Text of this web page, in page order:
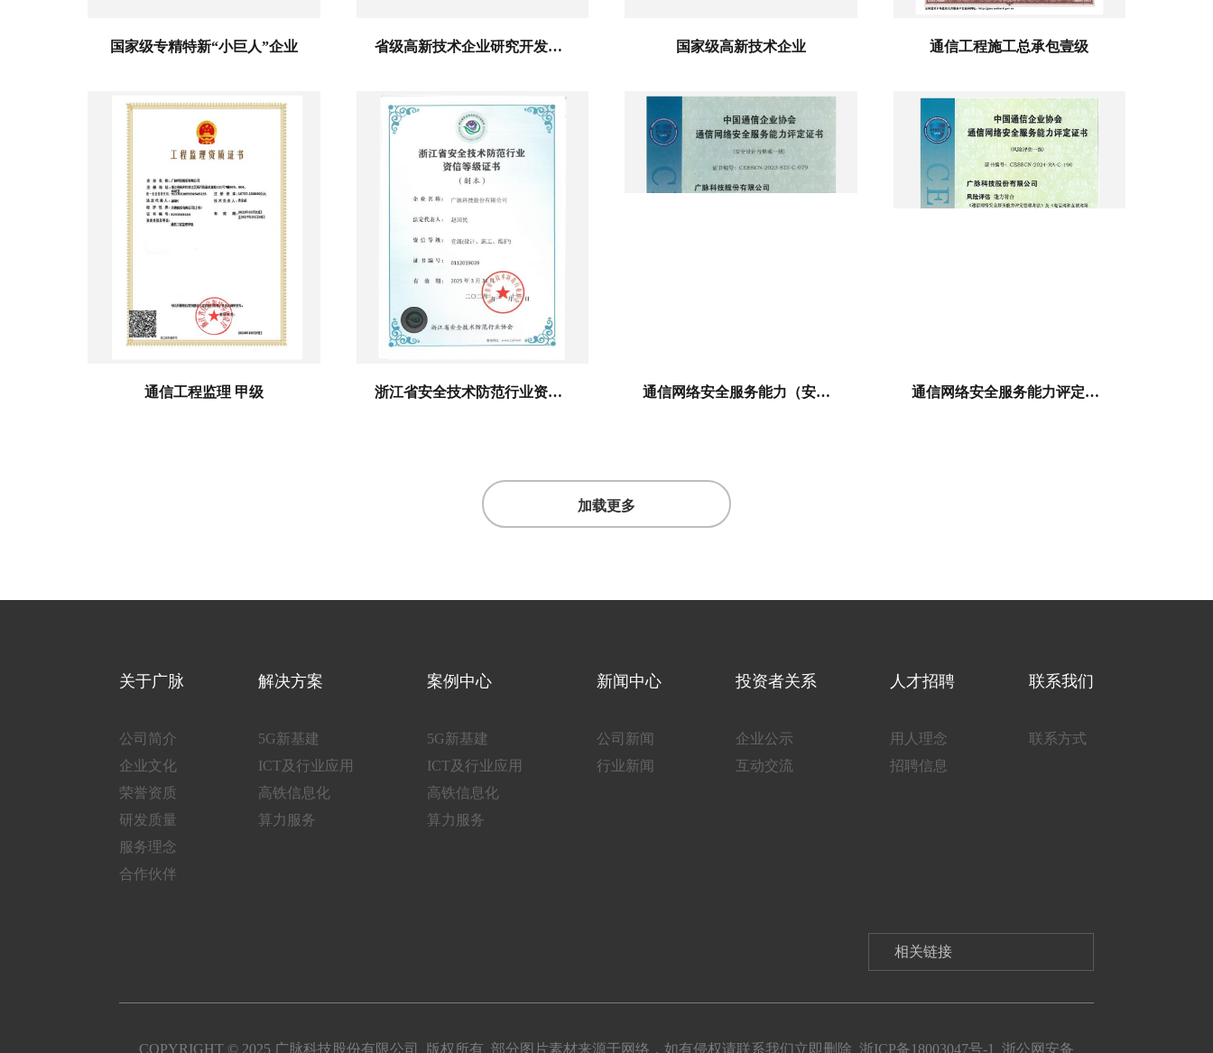
国家级专精特新“小巨人”企业 省级高新技术企业研究开发中心 国家级高新技术企业 通信工程施工总承包壹级
通信工程监理 甲级 浙江省安全技术防范行业资信等级一级 通信网络安全服务能力（安全设计与集成）一级 通信网络安全服务能力评定证书-风险评估计一级证书
加载更多
关于广脉
公司简介
企业文化
荣誉资质
研发质量
服务理念
合作伙伴
解决方案
5G新基建
ICT及行业应用
高铁信息化
算力服务
案例中心
5G新基建
ICT及行业应用
高铁信息化
算力服务
新闻中心
公司新闻
行业新闻
投资者关系
企业公示
互动交流
人才招聘
用人理念
招聘信息
联系我们
联系方式
COPYRIGHT © 2025 广脉科技股份有限公司 版权所有 部分图片素材来源于网络，如有侵权请联系我们立即删除 浙ICP备18003047号-1 浙公网安备